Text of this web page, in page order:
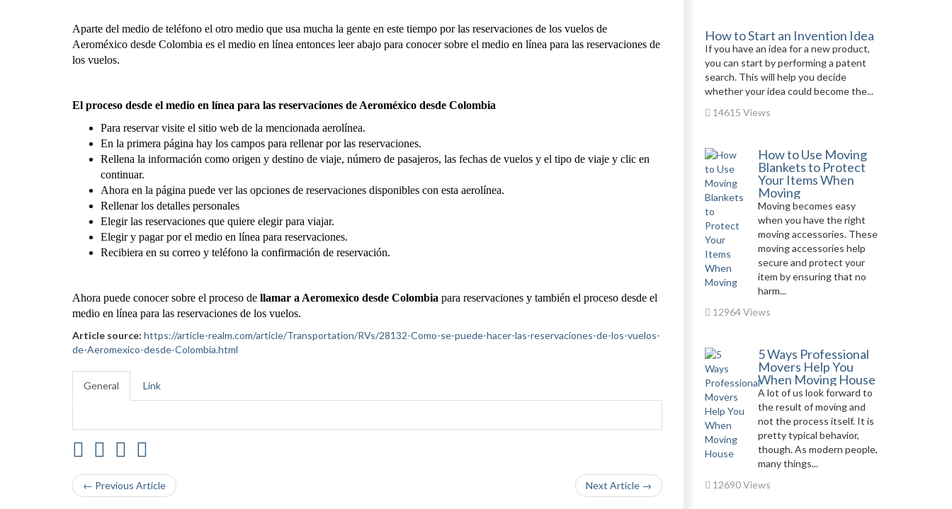
Aparte del medio de teléfono el otro medio que usa mucha la gente en este tiempo por las reservaciones de los vuelos de
Aeroméxico desde Colombia es el medio en línea entonces leer abajo para conocer sobre el medio en línea para las reservaciones de
los vuelos.
El proceso desde el medio en línea para las reservaciones de Aeroméxico desde Colombia
Para reservar visite el sitio web de la mencionada aerolínea.
En la primera página hay los campos para rellenar por las reservaciones.
Rellena la información como origen y destino de viaje, número de pasajeros, las fechas de vuelos y el tipo de viaje y clic en
continuar.
Ahora en la página puede ver las opciones de reservaciones disponibles con esta aerolínea.
Rellenar los detalles personales
Elegir las reservaciones que quiere elegir para viajar.
Elegir y pagar por el medio en línea para reservaciones.
Recibiera en su correo y teléfono la confirmación de reservación.
Ahora puede conocer sobre el proceso de llamar a Aeromexico desde Colombia para reservaciones y también el proceso desde el
medio en línea para las reservaciones de los vuelos.
Article source: https://article-realm.com/article/Transportation/RVs/28132-Como-se-puede-hacer-las-reservaciones-de-los-vuelos-
de-Aeromexico-desde-Colombia.html
General Link
← Previous Article Next Article →
How to Start an Invention Idea
If you have an idea for a new product,
you can start by performing a patent
search. This will help you decide
whether your idea could become the...
14615 Views
How to Use Moving
Blankets to Protect
Your Items When
Moving
Moving becomes easy
when you have the right
moving accessories. These
moving accessories help
secure and protect your
item by ensuring that no
harm...
12964 Views
5 Ways Professional
Movers Help You
When Moving House
A lot of us look forward to
the result of moving and
not the process itself. It is
pretty typical behavior,
though. As modern people,
many things...
12690 Views